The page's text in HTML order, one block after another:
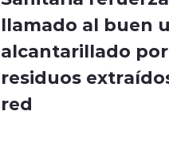
llamado al buen
alcantarillado por
residuos
red